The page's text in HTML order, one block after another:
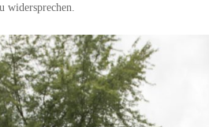
widersprechen.